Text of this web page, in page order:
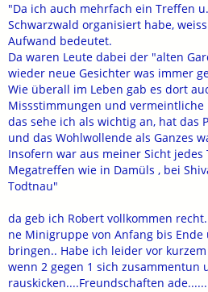
"Da ich auch mehrfach ein Treffen
Schwarzwald organisiert habe,
Aufwand bedeutet.
Da waren Leute dabei der "alten
wieder neue Gesichter was immer
Wie überall im Leben gab es dort
Missstimmungen und vermeintliche
das sehe ich als wichtig an, hat das
und das Wohlwollende als Ganzes
Insofern war aus meiner Sicht
Megatreffen wie in Damüls , bei
Todtnau"
da geb ich Robert vollkommen
ne Minigruppe von Anfang bis
bringen.. Habe ich leider vor
wenn 2 gegen 1 sich zusammentun
rauskicken....Freundschaften